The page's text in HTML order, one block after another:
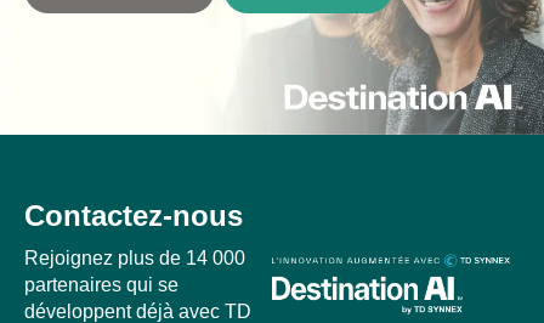
Contactez-nous
Rejoignez plus de 14 000
partenaires qui se
développent déjà avec TD